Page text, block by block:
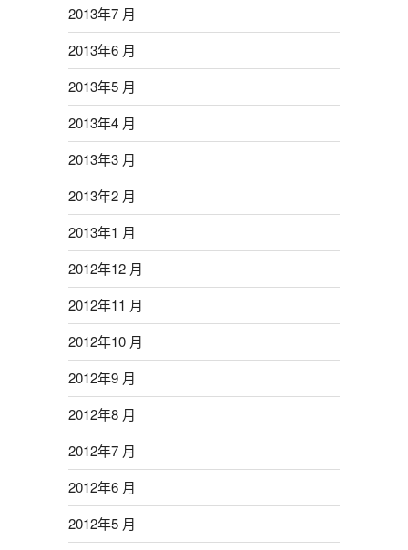
2013年7 月
2013年6 月
2013年5 月
2013年4 月
2013年3 月
2013年2 月
2013年1 月
2012年12 月
2012年11 月
2012年10 月
2012年9 月
2012年8 月
2012年7 月
2012年6 月
2012年5 月